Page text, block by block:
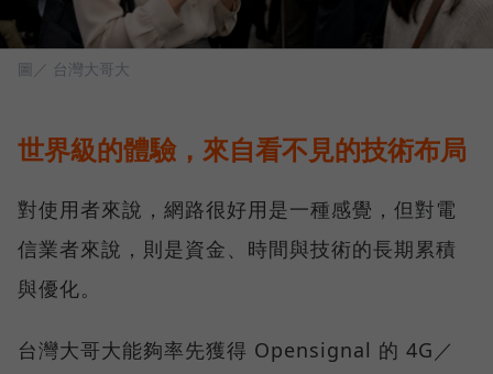
圖／ 台灣大哥大
世界級的體驗，來自看不見的技術布局
對使用者來說，網路很好用是一種感覺，但對電
信業者來說，則是資金、時間與技術的長期累積
與優化。
台灣大哥大能夠率先獲得 Opensignal 的 4G／